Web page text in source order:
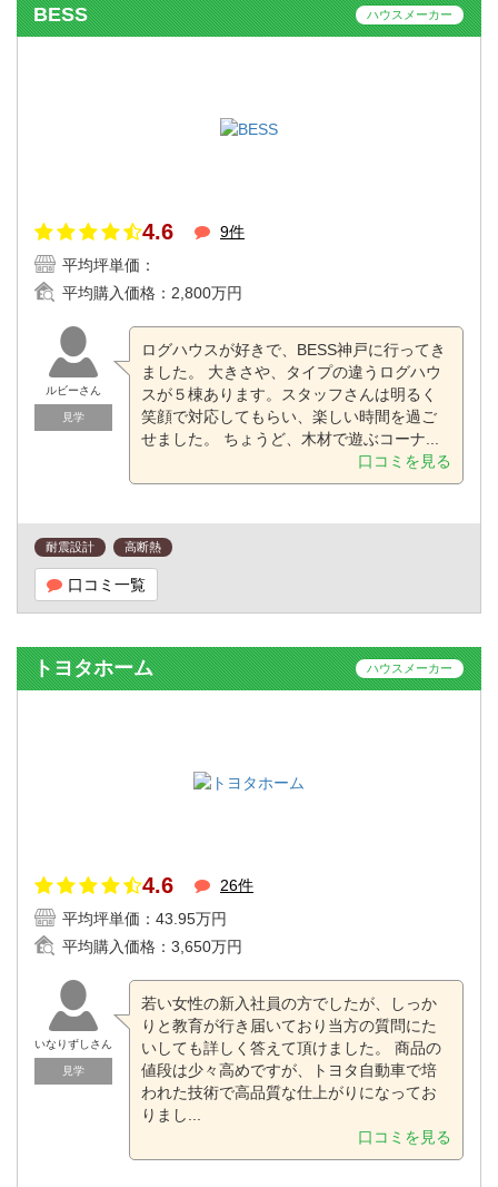
BESS ハウスメーカー
4.6
9件
平均坪単価：
平均購入価格： 2,800万円
ルビーさん
見学
ログハウスが好きで、BESS神戸に行ってき
ました。 大きさや、タイプの違うログハウ
スが５棟あります。スタッフさんは明るく
笑顔で対応してもらい、楽しい時間を過ご
せました。 ちょうど、木材で遊ぶコーナ...
口コミを見る
耐震設計 高断熱
口コミ一覧
トヨタホーム ハウスメーカー
4.6
26件
平均坪単価： 43.95万円
平均購入価格： 3,650万円
いなりずしさん
見学
若い女性の新入社員の方でしたが、しっか
りと教育が行き届いており当方の質問にた
いしても詳しく答えて頂けました。 商品の
値段は少々高めですが、トヨタ自動車で培
われた技術で高品質な仕上がりになってお
りまし...
口コミを見る